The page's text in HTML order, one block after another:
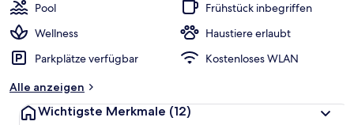
Pool
Frühstück inbegriffen
Wellness
Haustiere erlaubt
Parkplätze verfügbar
Kostenloses WLAN
Alle anzeigen
Wichtigste Merkmale (12)